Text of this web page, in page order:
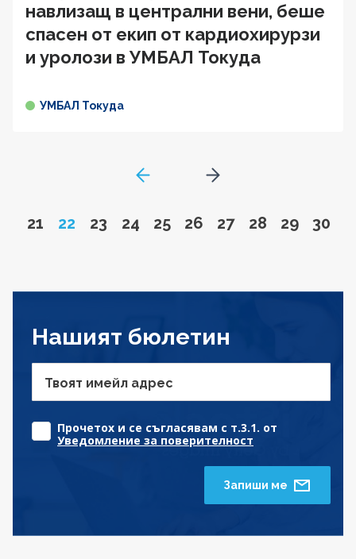
навлизащ в централни вени, беше
спасен от екип от кардиохирурзи
и уролози в УМБАЛ Токуда
УМБАЛ Токуда
GoToPreviousPage
Go to page
21 Page
22 Go to page
23 Go to page
24 Go to page
25 Go to page
26 Go to page
27 Go to page
28 Go to
29 Go
30
Go to next page
Нашият бюлетин
Твоят имейл адрес
Прочетох и се съгласявам с т.3.1. от
Уведомление за поверителност
Запиши ме